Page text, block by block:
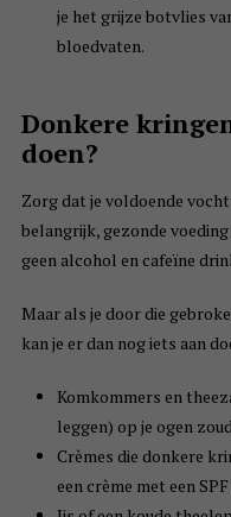
je het grijze botvlies
bloedvaten.
Donkere
doen?
Zorg dat je voldoende
belangrijk, gezonde voeding
geen alcohol en cafeïne
Maar als je door die
kan je er dan nog iets aan
Komkommers en
leggen) op je ogen
Crèmes die donkere
een crème met een